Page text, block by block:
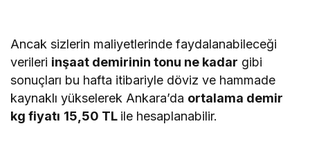
Ancak sizlerin maliyetlerinde faydalanabileceği
verileri inşaat demirinin tonu ne kadar gibi
sonuçları bu hafta itibariyle döviz ve hammade
kaynaklı yükselerek Ankara’da ortalama demir
kg fiyatı 15,50 TL ile hesaplanabilir.